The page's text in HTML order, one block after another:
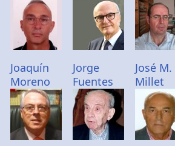
Joaquín
Moreno
Jorge
Fuentes
José M.
Millet